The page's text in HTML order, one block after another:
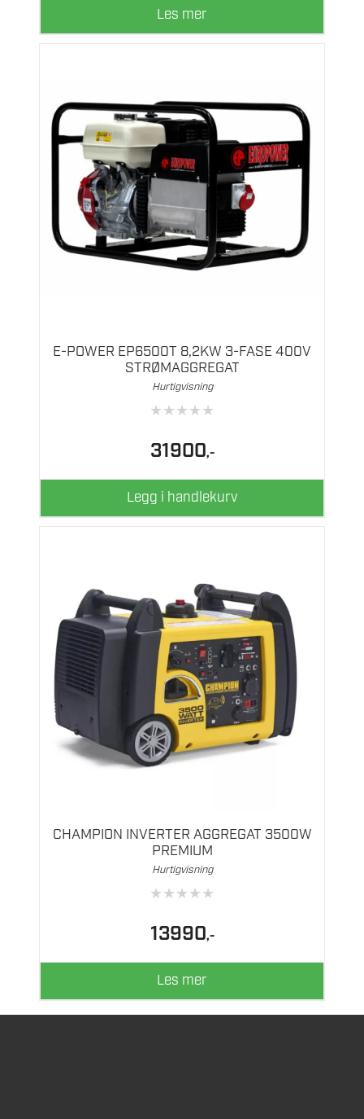
Les mer
E-POWER EP6500T 8,2KW 3-FASE 400V
STRØMAGGREGAT
Hurtigvisning
★★★★★
31900,-
Legg i handlekurv
CHAMPION INVERTER AGGREGAT 3500W
PREMIUM
Hurtigvisning
★★★★★
13990,-
Les mer